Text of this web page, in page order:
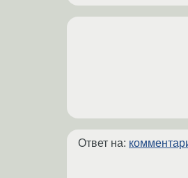
Ответ на: